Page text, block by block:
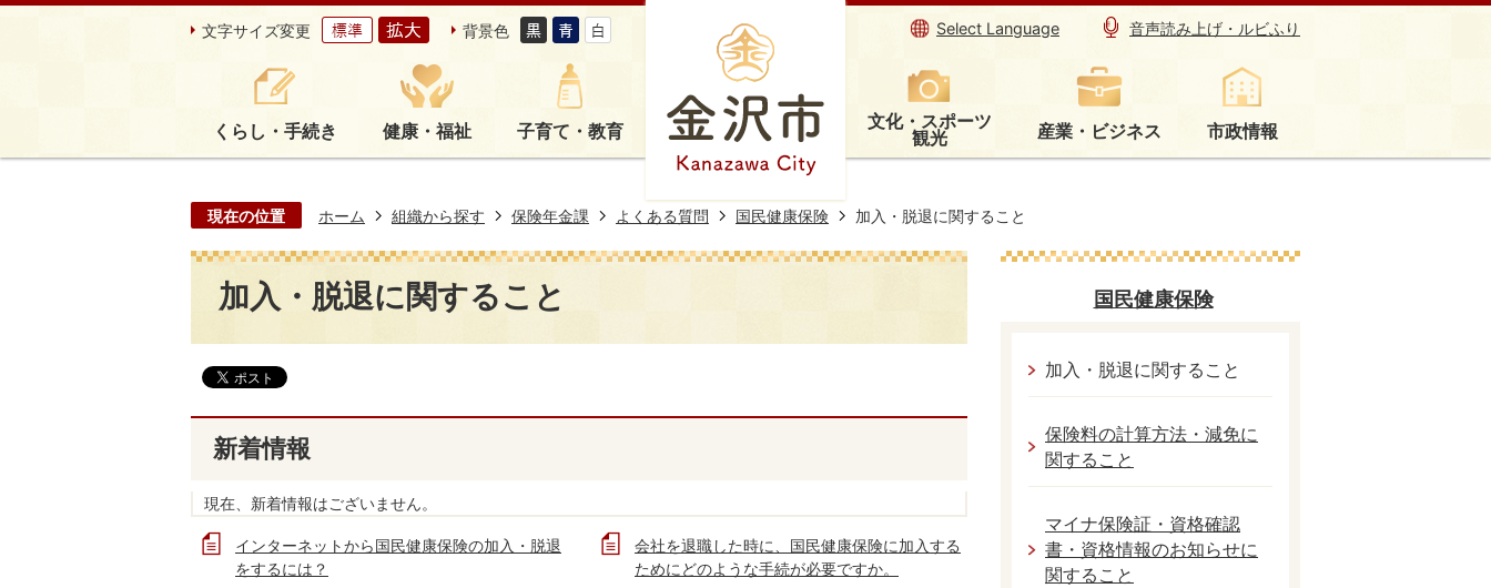
文字サイズ変更 背景色 Select Language 音声読み上げ・ルビふり
くらし・手続き 健康・福祉 子育て・教育 文化・スポーツ
観光 産業・ビジネス 市政情報
現在の位置 ホーム 組織から探す 保険年金課 よくある質問 国民健康保険 加入・脱退に関すること
加入・脱退に関すること
新着情報
現在、新着情報はございません。
インターネットから国民健康保険の加入・脱退
をするには？
会社を退職した時に、国民健康保険に加入する
ためにどのような手続が必要ですか。
国民健康保険
加入・脱退に関すること
保険料の計算方法・減免に
関すること
マイナ保険証・資格確認
書・資格情報のお知らせに
関すること